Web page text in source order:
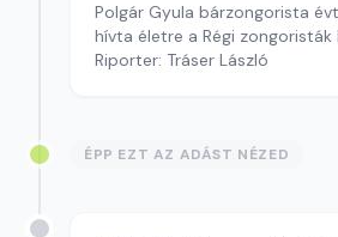
Polgár Gyula bárzongorista
hívta életre a Régi zongoristák
Riporter: Tráser László
ÉPP EZT AZ ADÁST NÉZED